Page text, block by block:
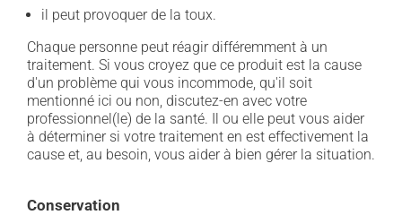
il peut provoquer de la toux.
Chaque personne peut réagir différemment à un
traitement. Si vous croyez que ce produit est la cause
d'un problème qui vous incommode, qu'il soit
mentionné ici ou non, discutez-en avec votre
professionnel(le) de la santé. Il ou elle peut vous aider
à déterminer si votre traitement en est effectivement la
cause et, au besoin, vous aider à bien gérer la situation.
Conservation